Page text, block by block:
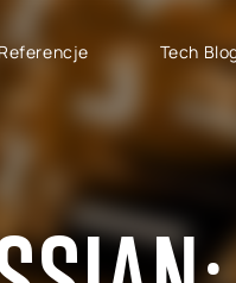
Wdrożenia SAP
Rozwój SAP
Referencje Tech